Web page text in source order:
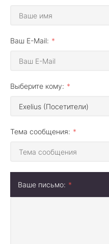
Ваш E-Mail:
Выберите кому:
Тема сообщения:
Ваше письмо: